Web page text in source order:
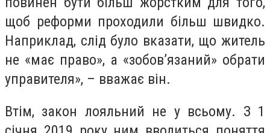
щоб реформи проходили більш швидко.
Наприклад, слід було вказати, що житель
не «має право», а «зобов’язаний» обрати
управителя», – вважає він.
Втім, закон лояльний не у всьому. З 1